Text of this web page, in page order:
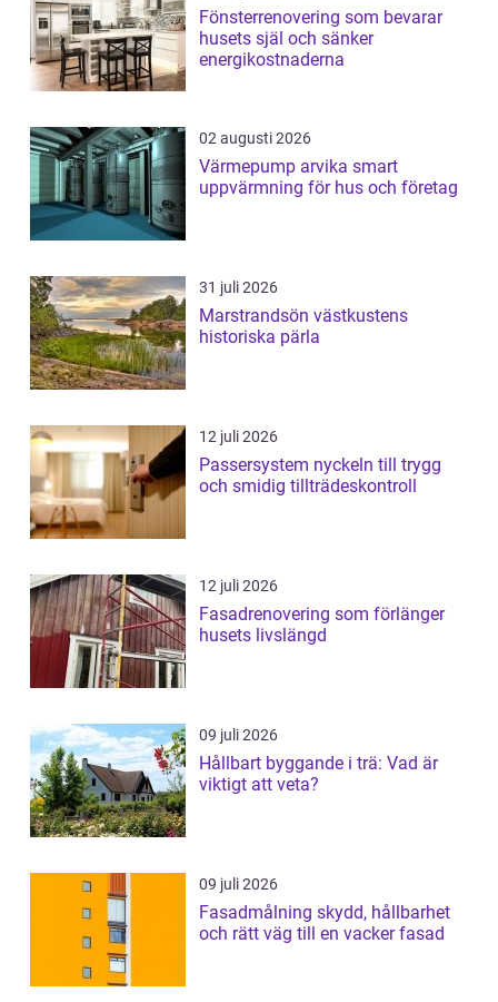
Fönsterrenovering som bevarar
husets själ och sänker
energikostnaderna
02 augusti 2026
Värmepump arvika smart
uppvärmning för hus och företag
31 juli 2026
Marstrandsön västkustens
historiska pärla
12 juli 2026
Passersystem nyckeln till trygg
och smidig tillträdeskontroll
12 juli 2026
Fasadrenovering som förlänger
husets livslängd
09 juli 2026
Hållbart byggande i trä: Vad är
viktigt att veta?
09 juli 2026
Fasadmålning skydd, hållbarhet
och rätt väg till en vacker fasad